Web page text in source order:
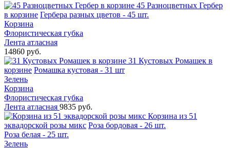
45 Разноцветных Гербер
в корзине Гербера разных цветов - 45 шт.
Корзина
Флористическая губка
Лента атласная
14860 руб.
31 Кустовых Ромашек в
корзине Ромашка кустовая - 31 шт
Зелень
Корзина
Флористическая губка
Лента атласная 9835 руб.
Корзина из 51
эквадорской розы микс Роза бордовая - 26 шт.
Роза белая - 25 шт.
Зелень